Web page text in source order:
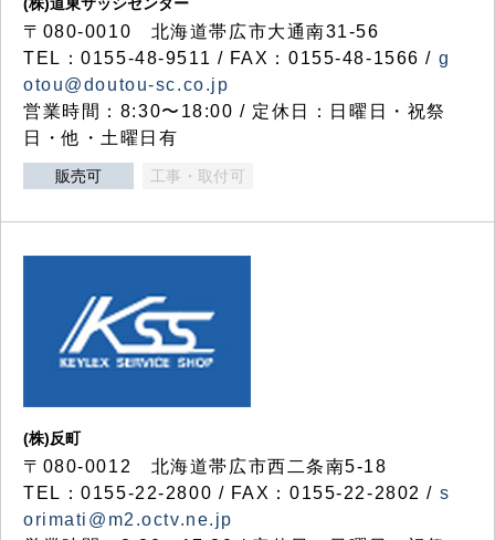
〒080-0010 北海道帯広市大通南31-56
TEL：0155-48-9511 / FAX：0155-48-1566 / g
otou@doutou-sc.co.jp
営業時間：8:30〜18:00 / 定休日：日曜日・祝祭
日・他・土曜日有
販売可 工事・取付可
(株)反町
〒080-0012 北海道帯広市西二条南5-18
TEL：0155-22-2800 / FAX：0155-22-2802 / s
orimati@m2.octv.ne.jp